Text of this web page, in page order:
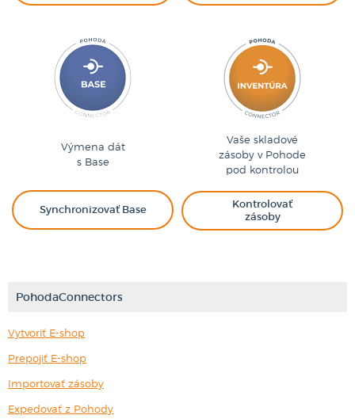
Výmena dát
s Base
Synchronizovať Base
Vaše skladové
zásoby v Pohode
pod kontrolou
Kontrolovať
zásoby
PohodaConnectors
Vytvoriť E-shop
Prepojiť E-shop
Importovať zásoby
Expedovať z Pohody